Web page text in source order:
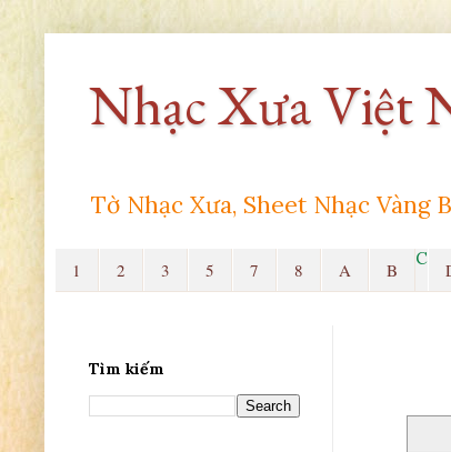
Nhạc Xưa Việt
Tờ Nhạc Xưa, Sheet Nhạc Vàng
1 2 3 5 7 8 A B
C
Tìm kiếm